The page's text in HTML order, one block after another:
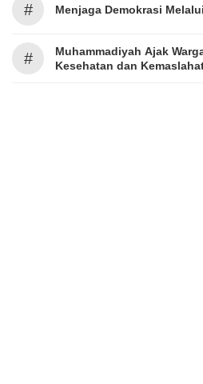
# Menjaga Demokrasi
#
Muhammadiyah Ajak
Kesehatan dan